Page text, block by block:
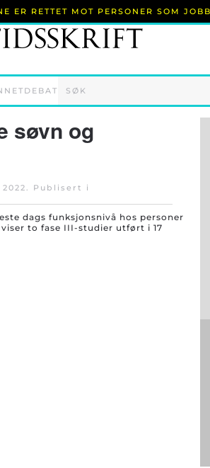
DEBAT
ER RETTET MOT PERSONER SOM
søvn og
. Publisert i
dags funksjonsnivå hos personer
to fase III-studier utført i 17